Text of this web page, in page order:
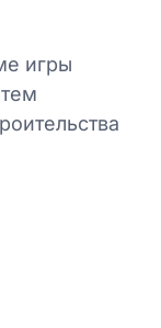
игры